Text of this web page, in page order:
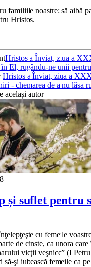
familiile noastre: să aibă
Hristos.
Hristos a Înviat, ziua a
El, rugându-ne unii
Hristos a Înviat, ziua a
- chemarea de a nu lăsa
același autor
și suflet pentru
cu femeile
de cinste, ca unora
vieţii veşnice” (I
să-şi iubească femeile ca